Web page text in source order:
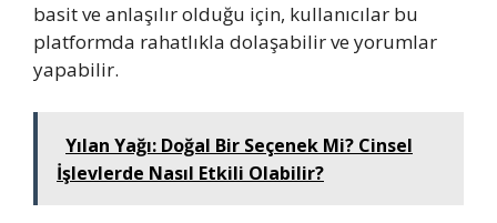
basit ve anlaşılır olduğu için, kullanıcılar bu
platformda rahatlıkla dolaşabilir ve yorumlar
yapabilir.
Yılan Yağı: Doğal Bir Seçenek Mi? Cinsel
İşlevlerde Nasıl Etkili Olabilir?